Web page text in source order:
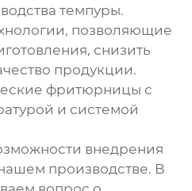
темпуры.
позволяющие
снизить
продукции.
фритюрницы с
и системой
внедрения
производстве. В